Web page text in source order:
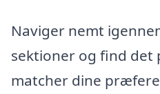
Naviger nemt
sektioner og find det
matcher dine